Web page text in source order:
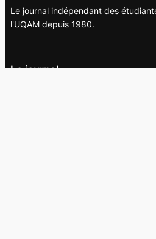
Le journal indépendant des
l'UQAM depuis 1980.
Le journal